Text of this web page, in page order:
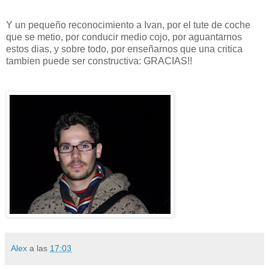
Y un pequeño reconocimiento a Ivan, por el tute de coche
que se metio, por conducir medio cojo, por aguantarnos
estos dias, y sobre todo, por enseñarnos que una critica
tambien puede ser constructiva: GRACIAS!!
Alex a las 17:03